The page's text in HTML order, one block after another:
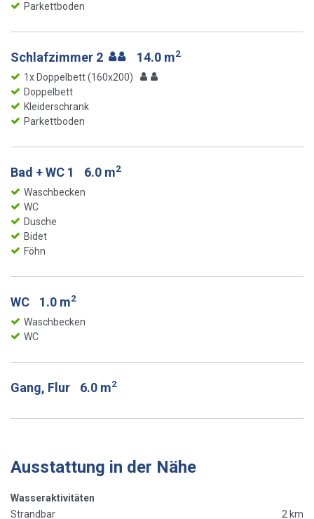
Parkettboden
Schlafzimmer 2 14.0 m2
1x Doppelbett (160x200)
Doppelbett
Kleiderschrank
Parkettboden
Bad + WC 1 6.0 m2
Waschbecken
WC
Dusche
Bidet
Föhn
WC 1.0 m2
Waschbecken
WC
Gang, Flur 6.0 m2
Ausstattung in der Nähe
Wasseraktivitäten
Strandbar
2 km